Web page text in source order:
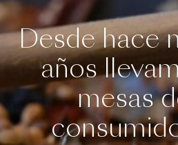
Desde hace
años
mesas